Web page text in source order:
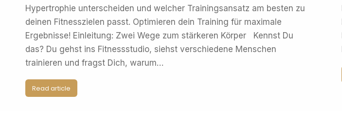
Hypertrophie unterscheiden und welcher Trainingsansatz am besten zu
deinen Fitnesszielen passt. Optimieren dein Training für maximale
Ergebnisse! Einleitung: Zwei Wege zum stärkeren Körper Kennst Du
das? Du gehst ins Fitnessstudio, siehst verschiedene Menschen
trainieren und fragst Dich, warum…
Read article